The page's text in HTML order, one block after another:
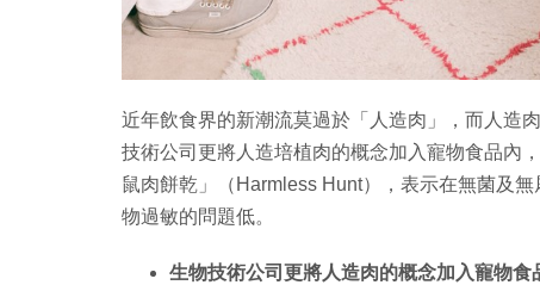
近年飲食界的新潮流莫過於「人造肉」，而人造
技術公司更將人造培植肉的概念加入寵物食品內
鼠肉餅乾」（Harmless Hunt），表示在無菌及
物過敏的問題低。
生物技術公司更將人造肉的概念加入寵物食